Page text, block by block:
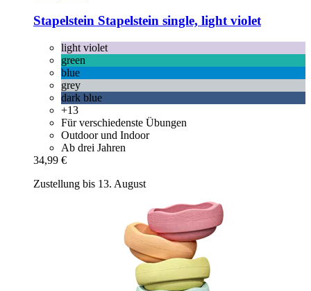
Stapelstein Stapelstein single, light violet
light violet
green
blue
grey
dark blue
+13
Für verschiedenste Übungen
Outdoor und Indoor
Ab drei Jahren
34,99 €
Zustellung bis 13. August